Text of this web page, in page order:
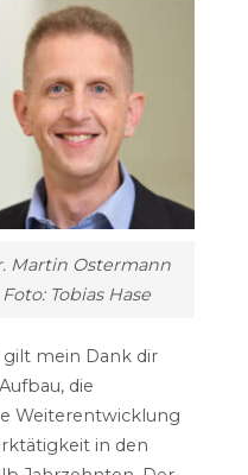
Martin Ostermann
Foto: Tobias Hase
gilt mein Dank dir
die
Weiterentwicklung
in den